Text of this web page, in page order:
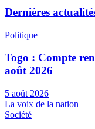
Dernières
Politique
Togo : Compte
août 2026
5 août 2026
La voix de la nation
Société